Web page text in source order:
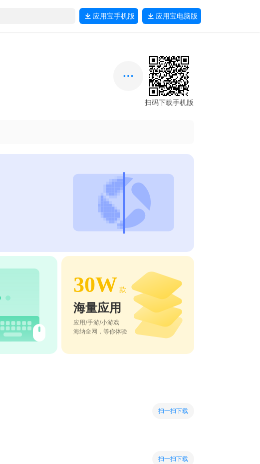
应用宝手机版 应用宝电脑版
扫码下载手机版
30W 款
海量应用
应用/手游/小游戏
海纳全网，等你体验
扫一扫下载
扫一扫下载